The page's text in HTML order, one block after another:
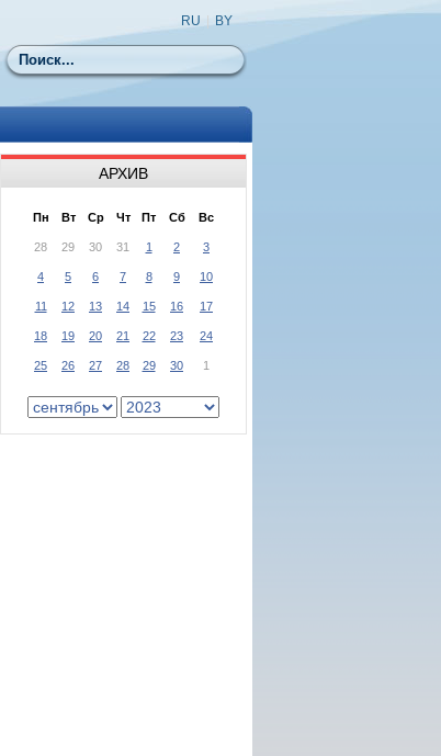
Поиск
RU BY
АРХИВ
Пн Вт Ср Чт Пт Сб Вс
28 29 30 31 1 2 3
4 5 6 7 8 9 10
11 12 13 14 15 16 17
18 19 20 21 22 23 24
25 26 27 28 29 30 1